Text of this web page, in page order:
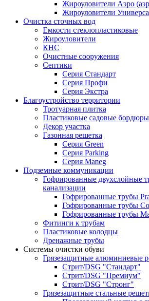
Жироуловители Аэро
Жироуловители
Очистка сточных вод
Емкости стеклопластиковые
Жироуловители
КНС
Очистные сооружения
Септики
Серия Стандарт
Серия Профи
Серия Экстра
Благоустройство территории
Тротуарная плитка
Пластиковые садовые бордюры
Декор участка
Газонная решетка
Серия Green
Серия Parking
Серия Maneg
Подземные коммуникации
Гофрированные двухслойные
канализации
Гофрированные трубы
Гофрированные трубы
Гофрированные трубы
Фитинги к трубам
Пластиковые колодцы
Дренажные трубы
Системы очистки обуви
Грязезащитные алюминиевые
Стрит/DSG "Стандарт"
Стрит/DSG "Премиум"
Стрит/DSG "Стронг"
Грязезащитные стальные